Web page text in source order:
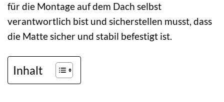
für die Montage auf dem Dach selbst
verantwortlich bist und sicherstellen musst, dass
die Matte sicher und stabil befestigt ist.
Inhalt